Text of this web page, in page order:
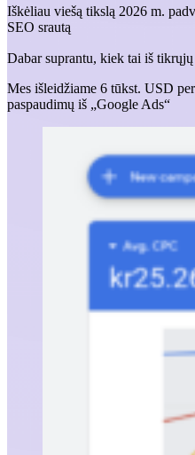
Iškėliau viešą tikslą 2026 m.
SEO srautą
Dabar suprantu, kiek tai iš
Mes išleidžiame 6 tūkst. USD
paspaudimų iš „Google Ads“